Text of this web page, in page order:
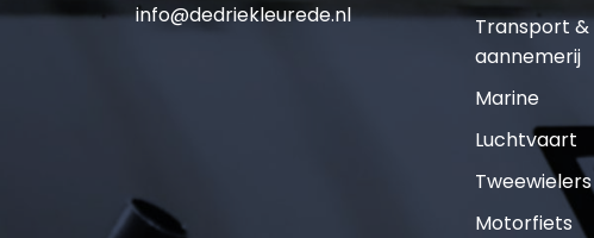
info@dedriekleurede.nl
Transport &
aannemerij
Marine
Luchtvaart
Tweewielers
Motorfiets